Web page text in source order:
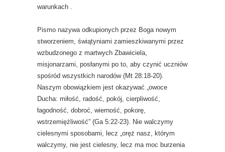
warunkach .
Pismo nazywa odkupionych przez Boga nowym
stworzeniem, świątyniami zamieszkiwanymi przez
wzbudzonego z martwych Zbawiciela,
misjonarzami, posłanymi po to, aby czynić uczniów
spośród wszystkich narodów (Mt 28:18-20).
Naszym obowiązkiem jest okazywać „owoce
Ducha: miłość, radość, pokój, cierpliwość,
łagodność, dobroć, wierność, pokorę,
wstrzemięźliwość” (Ga 5:22-23). Nie walczymy
cielesnymi sposobami, lecz „oręż nasz, którym
walczymy, nie jest cielesny, lecz ma moc burzenia